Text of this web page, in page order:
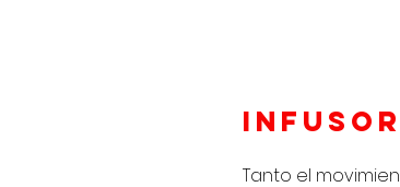
infusor
Tanto el